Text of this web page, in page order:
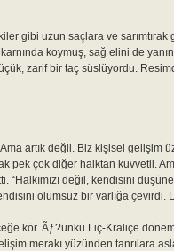
gibi uzun saçlara ve
koymuş, sağ elini de
zarif bir taç süslüyordu.
artık değil. Biz kişisel
pek çok diğer halktan kuvvetli.
“Halkımızı değil, kendisini
ölümsüz bir varlığa
kör. Ãƒ?ünkü Liç-Kraliçe
merakı yüzünden tanrılara